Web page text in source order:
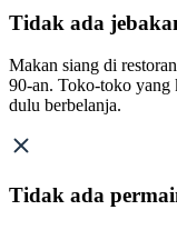
Tidak ada
Makan siang di
90-an. Toko-toko yang
dulu berbelanja.
Tidak ada